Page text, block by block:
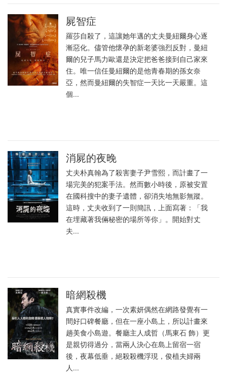
屍智症
羅莎自殺了，這讓她年邁的丈夫曼紐爾身心逐
漸惡化。儘管他懷孕的新老婆強烈反對，曼紐
爾的兒子馬力歐還是決定把爸爸接到自己家來
住。唯一信任曼紐爾的是他青春期的孫女奈
亞，然而曼紐爾的失智症一天比一天嚴重。這
個...
消屍的夜晚
丈夫朴真翰為了殺害妻子尹雪熙，而計畫了一
場完美的犯案手法。然而數小時後，原被安置
在國科搜中的妻子遺體，卻消失地無影無蹤。
這時，丈夫收到了一則簡訊，上面寫著：「我
在埋藏著我倆秘密的場所等你」。開始對丈
夫...
暗網殺機
真實事件改編，一次素妍偶然在網路發覺有一
間好口碑餐廳，但在一座小島上，所以計畫來
趟美食小島遊。餐廳主人成哲（馬東石 飾）更
是親切得過分，當兩人決心在島上留宿一宿
後，夜幕低垂，絕殺殺機浮現，俊植夫婦兩
人...